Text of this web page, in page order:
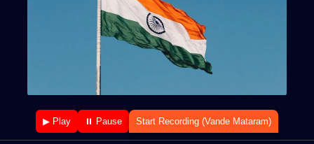
▶ Play ⏸ Pause Start Recording (Vande Mataram)